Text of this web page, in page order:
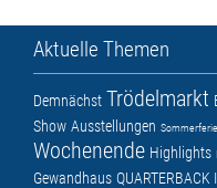
Aktuelle Themen
Demnächst Trödelmarkt
Show Ausstellungen
Wochenende Highlights
Gewandhaus